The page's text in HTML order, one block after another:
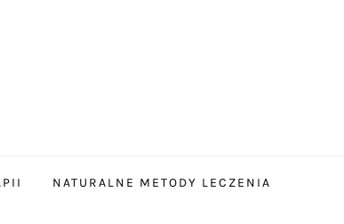
NATURALNE METODY LECZENIA